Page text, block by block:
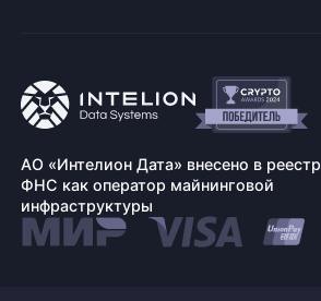
АО «Интелион Дата» внесено в реестр
ФНС как оператор майнинговой
инфраструктуры